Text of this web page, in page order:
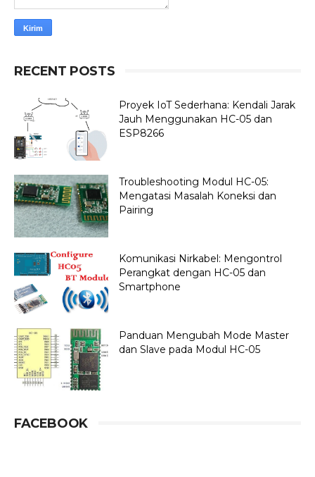
RECENT POSTS
Proyek IoT Sederhana: Kendali Jarak
Jauh Menggunakan HC-05 dan
ESP8266
Troubleshooting Modul HC-05:
Mengatasi Masalah Koneksi dan
Pairing
Komunikasi Nirkabel: Mengontrol
Perangkat dengan HC-05 dan
Smartphone
Panduan Mengubah Mode Master
dan Slave pada Modul HC-05
FACEBOOK